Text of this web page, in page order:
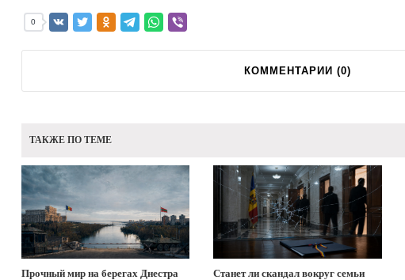
0
КОММЕНТАРИИ (0)
ТАКЖЕ ПО ТЕМЕ
Прочный мир на берегах Днестра
Станет ли скандал вокруг семьи